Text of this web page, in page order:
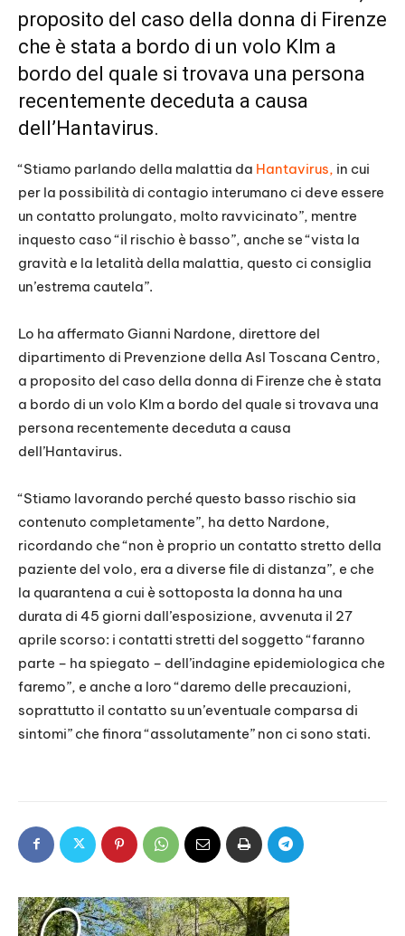
proposito del caso della donna di Firenze
che è stata a bordo di un volo Klm a
bordo del quale si trovava una persona
recentemente deceduta a causa
dell’Hantavirus.
“Stiamo parlando della malattia da Hantavirus, in cui
per la possibilità di contagio interumano ci deve essere
un contatto prolungato, molto ravvicinato”, mentre
inquesto caso “il rischio è basso”, anche se “vista la
gravità e la letalità della malattia, questo ci consiglia
un’estrema cautela”.
Lo ha affermato Gianni Nardone, direttore del
dipartimento di Prevenzione della Asl Toscana Centro,
a proposito del caso della donna di Firenze che è stata
a bordo di un volo Klm a bordo del quale si trovava una
persona recentemente deceduta a causa
dell’Hantavirus.
“Stiamo lavorando perché questo basso rischio sia
contenuto completamente”, ha detto Nardone,
ricordando che “non è proprio un contatto stretto della
paziente del volo, era a diverse file di distanza”, e che
la quarantena a cui è sottoposta la donna ha una
durata di 45 giorni dall’esposizione, avvenuta il 27
aprile scorso: i contatti stretti del soggetto “faranno
parte – ha spiegato – dell’indagine epidemiologica che
faremo”, e anche a loro “daremo delle precauzioni,
soprattutto il contatto su un’eventuale comparsa di
sintomi” che finora “assolutamente” non ci sono stati.